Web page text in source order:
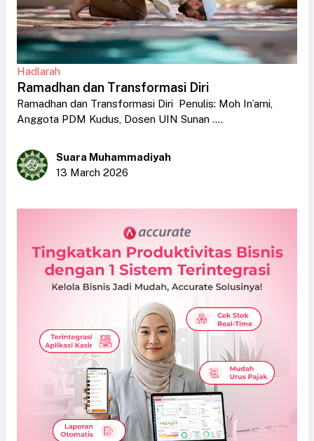
Hadlarah
Ramadhan dan Transformasi Diri
Ramadhan dan Transformasi Diri Penulis: Moh In’ami,
Anggota PDM Kudus, Dosen UIN Sunan ....
Suara Muhammadiyah
13 March 2026